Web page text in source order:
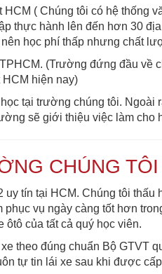
( Chúng tôi có hệ thống
thực hành lên đến hơn 30
học phí thấp nhưng chất
(Trường đứng đầu về
hiện nay)
tại trường chúng tôi. Ngoài
sẽ giới thiệu việc làm cho
CHÚNG
uy tín tại HCM. Chúng tôi
vụ ngày càng tốt hơn
ôtô của tất cả quý học viên.
theo đúng chuẩn Bộ GTVT
tự tin lái xe sau khi được